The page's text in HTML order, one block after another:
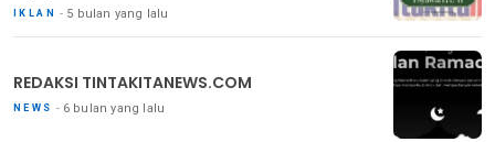
IKLAN 5 bulan yang lalu
REDAKSI TINTAKITANEWS.COM
NEWS 6 bulan yang lalu